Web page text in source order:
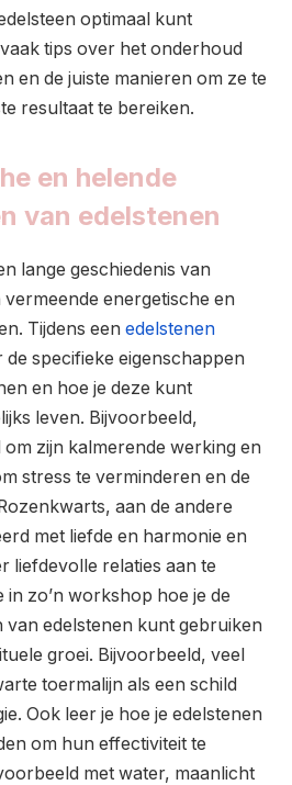
optimaal kunt
tips over het onderhoud
en de juiste manieren om ze te
resultaat te bereiken.
en helende
van edelstenen
lange geschiedenis van
energetische en
Tijdens een edelstenen
de specifieke eigenschappen
en hoe je deze kunt
leven. Bijvoorbeeld,
zijn kalmerende werking en
stress te verminderen en de
aan de andere
met liefde en harmonie en
liefdevolle relaties aan te
zo’n workshop hoe je de
van edelstenen kunt gebruiken
groei. Bijvoorbeeld, veel
toermalijn als een schild
Ook leer je hoe je edelstenen
om hun effectiviteit te
met water, maanlicht